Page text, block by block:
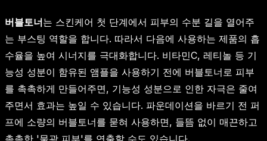
버블토너는 스킨케어 첫 단계에서 피부의 수분 길을 열어주
는 부스팅 역할을 합니다. 따라서 다음에 사용하는 제품의 흡
수율을 높여 시너지를 극대화합니다. 비타민C, 레티놀 등 기
능성 성분이 함유된 앰플을 사용하기 전에 버블토너로 피부
를 촉촉하게 만들어주면, 기능성 성분으로 인한 자극은 줄여
주면서 효과는 높일 수 있습니다. 파운데이션을 바르기 전 퍼
프에 소량의 버블토너를 묻혀 사용하면, 들뜸 없이 매끈하고